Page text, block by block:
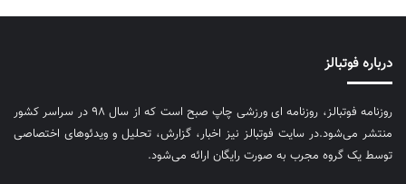
درباره فوتبالز
روزنامه فوتبالز، روزنامه ای ورزشی چاپ صبح است که از سال ۹۸ در سراسر کشور
منتشر می‌شود.در سایت فوتبالز نیز اخبار، گزارش، تحلیل و ویدئوهای اختصاصی
توسط یک گروه مجرب به صورت رایگان ارائه می‌شود.